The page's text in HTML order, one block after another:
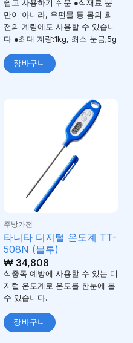
쉽고 사용하기 쉬운 ●식재료 뿐
만이 아니라, 우편물 등 몸의 회
전의 계량에도 사용할 수 있습니
다 ●최대 계량:1kg, 최소 눈금;5g
장바구니
주방가전
타니타 디지털 온도계 TT-
508N (블루)
₩34,808
식중독 예방에 사용할 수 있는 디
지털 온도계로 온도를 한눈에 볼
수 있습니다.
장바구니